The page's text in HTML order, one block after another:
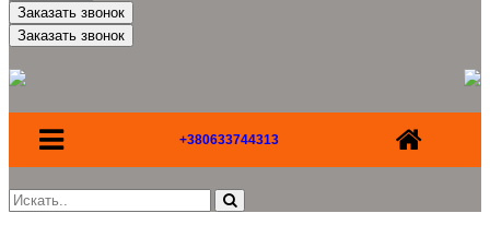
Заказать звонок
+380633744313